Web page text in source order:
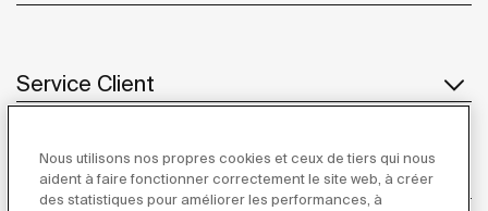
Service Client
À propos de Roca
Nous utilisons nos propres cookies et ceux de tiers qui nous
aident à faire fonctionner correctement le site web, à créer
des statistiques pour améliorer les performances, à